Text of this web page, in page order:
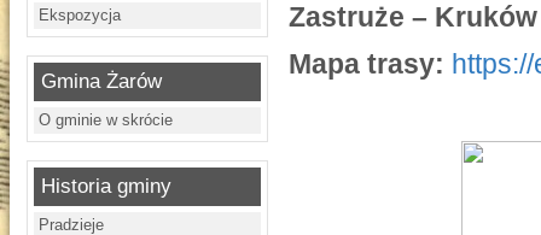
Ekspozycja
Gmina Żarów
O gminie w skrócie
Historia gminy
Pradzieje
Zastruże –
Mapa trasy: